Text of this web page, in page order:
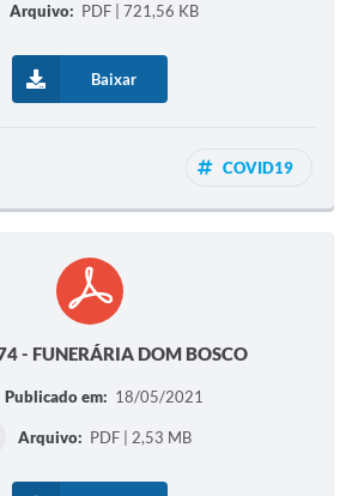
Arquivo: PDF | 721,56 KB
Baixar
COVID19
- FUNERÁRIA DOM BOSCO
Publicado em: 18/05/2021
Arquivo: PDF | 2,53 MB